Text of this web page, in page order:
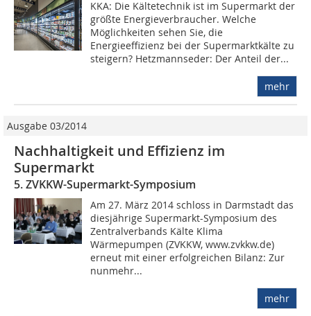
KKA: Die Kältetechnik ist im Supermarkt der
größte Energieverbraucher. Welche
Möglichkeiten sehen Sie, die
Energieeffizienz bei der Supermarktkälte zu
steigern? Hetzmannseder: Der Anteil der...
mehr
Ausgabe 03/2014
Nachhaltigkeit und Effizienz im
Supermarkt
5. ZVKKW-Supermarkt-Symposium
Am 27. März 2014 schloss in Darmstadt das
diesjährige Supermarkt-Symposium des
Zentralverbands Kälte Klima
Wärmepumpen (ZVKKW, www.zvkkw.de)
erneut mit einer erfolgreichen Bilanz: Zur
nunmehr...
mehr